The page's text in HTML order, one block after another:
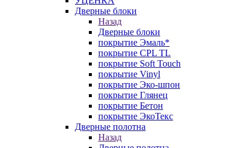
Дверные блоки
Назад
Дверные блоки
покрытие Эмаль*
покрытие CPL TL
покрытие Soft Touch
покрытие Vinyl
покрытие Эко-шпон
покрытие Глянец
покрытие Бетон
покрытие ЭкоТекс
Дверные полотна
Назад